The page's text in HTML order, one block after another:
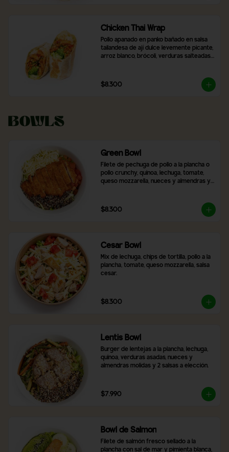
Chicken Thai Wrap
Pollo apanado en panko bañado en salsa
tailandesa de ají dulce levemente picante,
arroz blanco, brócoli, verduras salteadas
$8.300
Bowls
Green Bowl
Filete de pechuga de pollo a la plancha o
pollo crunchy, quinoa, lechuga, tomate,
queso mozzarella, nueces y almendras y
$8.300
Cesar Bowl
Mix de lechuga, chips de tortilla, pollo a la
plancha, tomate, queso mozzarella, salsa
cesar.
$8.300
Lentis Bowl
Burger de lentejas a la plancha, lechuga,
quinoa, verduras asadas, nueces y
almendras molidas y 2 salsas a elección.
$7.990
Bowl de Salmon
Filete de salmón fresco sellado a la
plancha con sal de mar y pimienta blanca,